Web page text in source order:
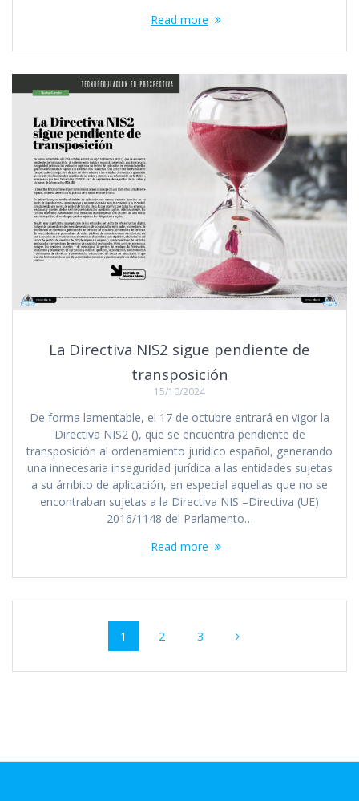
Read more
La Directiva NIS2 sigue pendiente de
transposición
15/10/2024
De forma lamentable, el 17 de octubre entrará en vigor la
Directiva NIS2 (), que se encuentra pendiente de
transposición al ordenamiento jurídico español, generando
una innecesaria inseguridad jurídica a las entidades sujetas
a su ámbito de aplicación, en especial aquellas que no se
encontraban sujetas a la Directiva NIS –Directiva (UE)
2016/1148 del Parlamento…
Read more
navigation
Page
1 Page
2 Page
3